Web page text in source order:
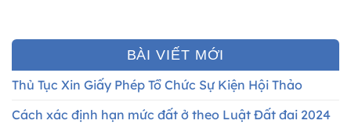
BÀI VIẾT MỚI
Thủ Tục Xin Giấy Phép Tổ Chức Sự Kiện Hội Thảo
Cách xác định hạn mức đất ở theo Luật Đất đai 2024